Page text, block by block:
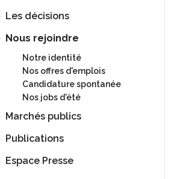
Les décisions
Nous rejoindre
Notre identité
Nos offres d'emplois
Candidature spontanée
Nos jobs d'été
Marchés publics
Publications
Espace Presse